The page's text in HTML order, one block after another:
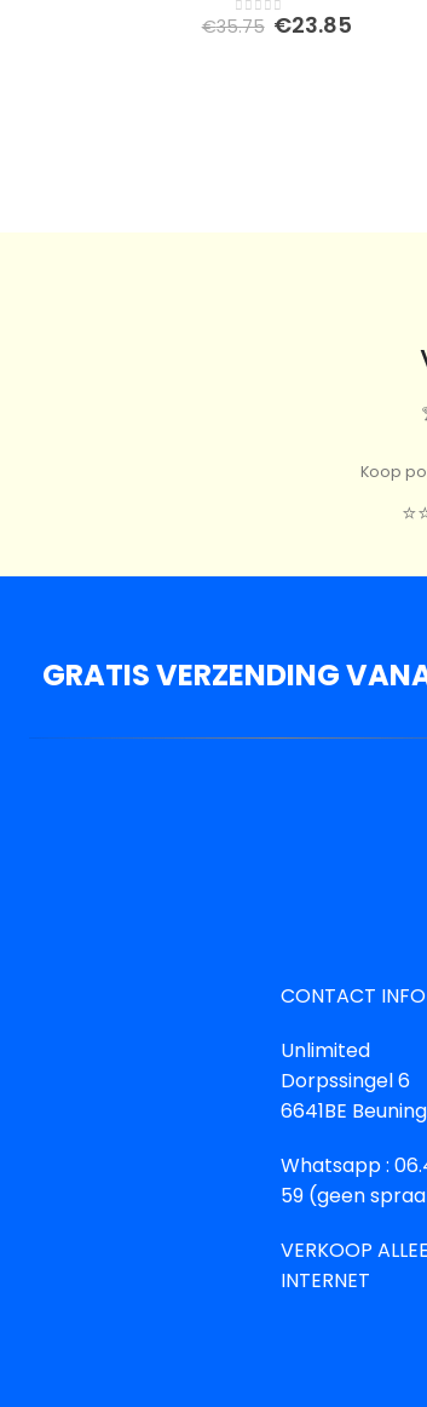
0out of 5
€35.75 €23.85Huidige
Koop
GRATIS VERZENDING
CONTACT INFO
Unlimited
Dorpssingel 6
6641BE
Whatsapp :
59 (geen
VERKOOP
INTERNET